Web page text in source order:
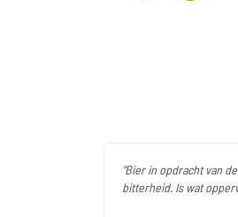
"Bier in opdracht van
bitterheid. Is wat